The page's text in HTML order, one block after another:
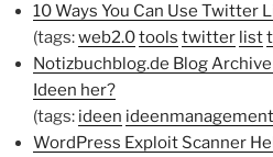
10 Ways You Can Use Twitter
(tags:web2.0tools twitter list
Notizbuchblog.de Blog
Ideen her?
(tags: ideen ideenmanagement
WordPress Exploit Scanner